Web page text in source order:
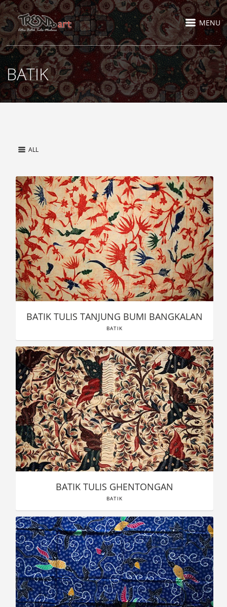
MENU
BATIK
ALL
BATIK TULIS TANJUNG BUMI BANGKALAN
BATIK
BATIK TULIS GHENTONGAN
BATIK